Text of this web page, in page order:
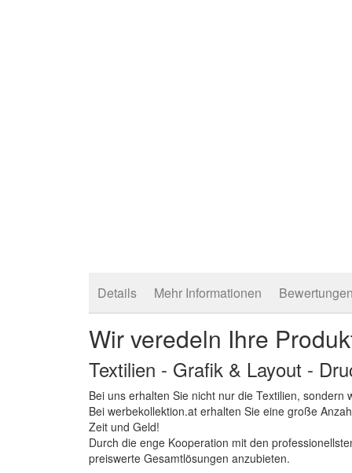
Details Mehr Informationen Bewertungen
Wir veredeln Ihre
Textilien - Grafik & Layout -
Bei uns erhalten Sie nicht nur die Textilien,
Bei werbekollektion.at erhalten Sie eine große
Zeit und Geld!
Durch die enge Kooperation mit den
preiswerte Gesamtlösungen anzubieten.